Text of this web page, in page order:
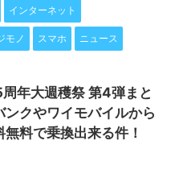
インターネット
モノ スマホ ニュース
周年大週穫祭 第4弾まと
ンクやワイモバイルから
無料で乗換出来る件！